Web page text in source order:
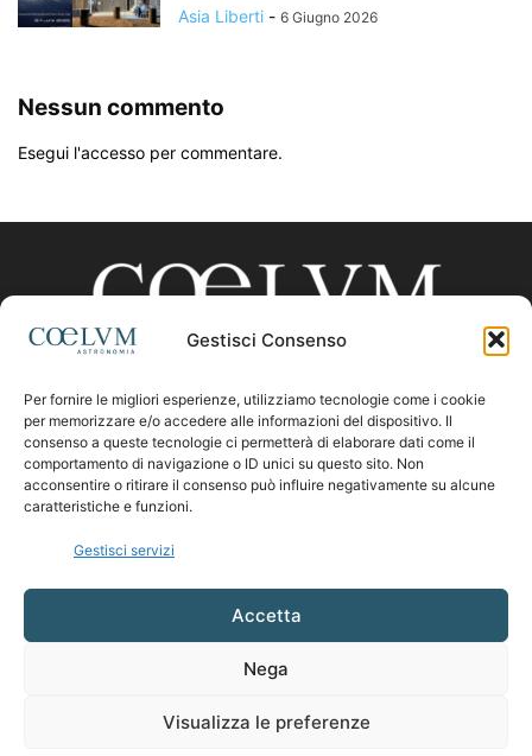
Gestisci Consenso
Per fornire le migliori esperienze, utilizziamo tecnologie come i cookie
per memorizzare e/o accedere alle informazioni del dispositivo. Il
consenso a queste tecnologie ci permetterà di elaborare dati come il
comportamento di navigazione o ID unici su questo sito. Non
acconsentire o ritirare il consenso può influire negativamente su alcune
caratteristiche e funzioni.
Gestisci servizi
Accetta
Nega
Visualizza le preferenze
Asia Liberti - 6 Giugno 2026
Nessun commento
Esegui l'accesso per commentare.
CHI SIAMO
Contattaci:coelumastro@coelum.com